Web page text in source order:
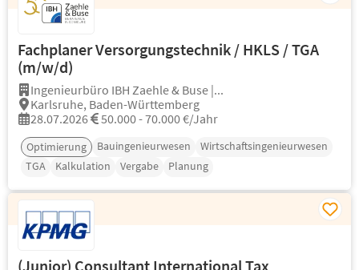
Fachplaner Versorgungstechnik / HKLS / TGA
(m/w/d)
Ingenieurbüro IBH Zaehle & Buse |...
Karlsruhe, Baden-Württemberg
28.07.2026
50.000 - 70.000 €/Jahr
Optimierung Bauingenieurwesen
Wirtschaftsingenieurwesen
TGA
Kalkulation Vergabe Planung
(Junior) Consultant International Tax